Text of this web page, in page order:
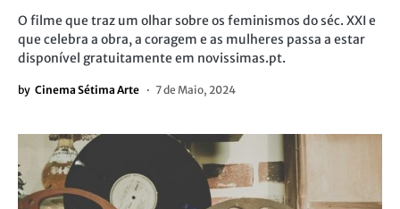
O filme que traz um olhar sobre os feminismos do séc. XXI e
que celebra a obra, a coragem e as mulheres passa a estar
disponível gratuitamente em novissimas.pt.
by Cinema Sétima Arte 7 de Maio, 2024